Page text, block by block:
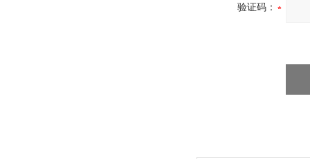
验证码：